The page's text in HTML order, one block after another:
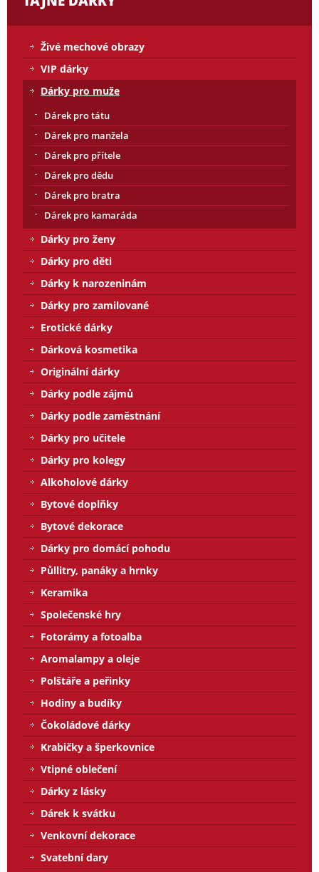
Živé mechové obrazy
VIP dárky
Dárky pro muže
Dárek pro tátu
Dárek pro manžela
Dárek pro přítele
Dárek pro dědu
Dárek pro bratra
Dárek pro kamaráda
Dárky pro ženy
Dárky pro děti
Dárky k narozeninám
Dárky pro zamilované
Erotické dárky
Dárková kosmetika
Originální dárky
Dárky podle zájmů
Dárky podle zaměstnání
Dárky pro učitele
Dárky pro kolegy
Alkoholové dárky
Bytové doplňky
Bytové dekorace
Dárky pro domácí pohodu
Půllitry, panáky a hrnky
Keramika
Společenské hry
Fotorámy a fotoalba
Aromalampy a oleje
Polštáře a peřinky
Hodiny a budíky
Čokoládové dárky
Krabičky a šperkovnice
Vtipné oblečení
Dárky z lásky
Dárek k svátku
Venkovní dekorace
Svatební dary